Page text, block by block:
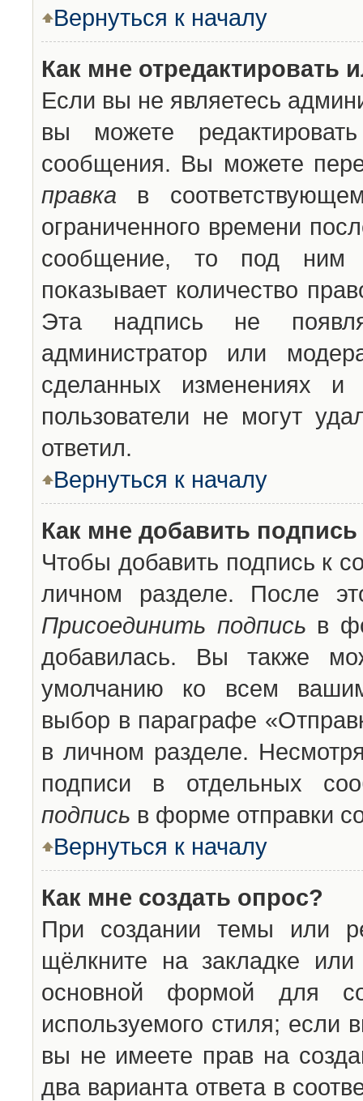
Вернуться к началу
Как мне отредактировать
Если вы не являетесь
вы можете
сообщения. Вы можете
правка в
ограниченного времени
сообщение, то под ним
показывает количество
Эта надпись не
администратор или
сделанных изменениях
пользователи не могут
ответил.
Вернуться к началу
Как мне добавить
Чтобы добавить подпись к
личном разделе. После
Присоединить подпись в
добавилась. Вы также
умолчанию ко всем
выбор в параграфе
в личном разделе.
подписи в отдельных
подпись в форме отправки
Вернуться к началу
Как мне создать опрос?
При создании темы или
щёлкните на закладке
основной формой для
используемого стиля; если
вы не имеете прав на
два варианта ответа в